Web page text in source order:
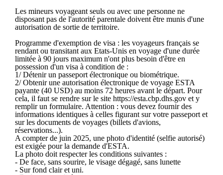
Les mineurs voyageant seuls ou avec une personne ne
disposant pas de l'autorité parentale doivent être munis d'une
autorisation de sortie de territoire.
Programme d'exemption de visa : les voyageurs français se
rendant ou transitant aux Etats-Unis en voyage d'une durée
limitée à 90 jours maximum n'ont plus besoin d'être en
possession d'un visa à condition de :
1/ Détenir un passeport électronique ou biométrique.
2/ Obtenir une autorisation électronique de voyage ESTA
payante (40 USD) au moins 72 heures avant le départ. Pour
cela, il faut se rendre sur le site https://esta.cbp.dhs.gov et y
remplir un formulaire. Attention : vous devez fournir des
informations identiques à celles figurant sur votre passeport et
sur les documents de voyages (billets d'avions,
réservations...).
A compter de juin 2025, une photo d'identité (selfie autorisé)
est exigée pour la demande d'ESTA.
La photo doit respecter les conditions suivantes :
- De face, sans sourire, le visage dégagé, sans lunette
- Sur fond clair et uni.